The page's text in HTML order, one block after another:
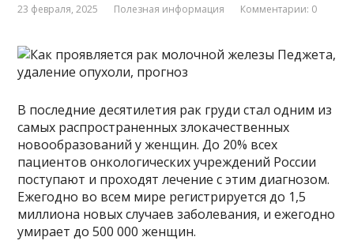
23 февраля, 2025 Полезная информация Комментарии: 0
В последние десятилетия рак груди стал одним из
самых распространенных злокачественных
новообразований у женщин. До 20% всех
пациентов онкологических учреждений России
поступают и проходят лечение с этим диагнозом.
Ежегодно во всем мире регистрируется до 1,5
миллиона новых случаев заболевания, и ежегодно
умирает до 500 000 женщин.